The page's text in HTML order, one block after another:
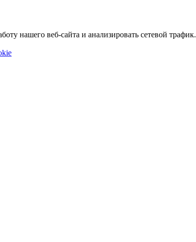
нашего веб-сайта и анализировать сетевой трафик.